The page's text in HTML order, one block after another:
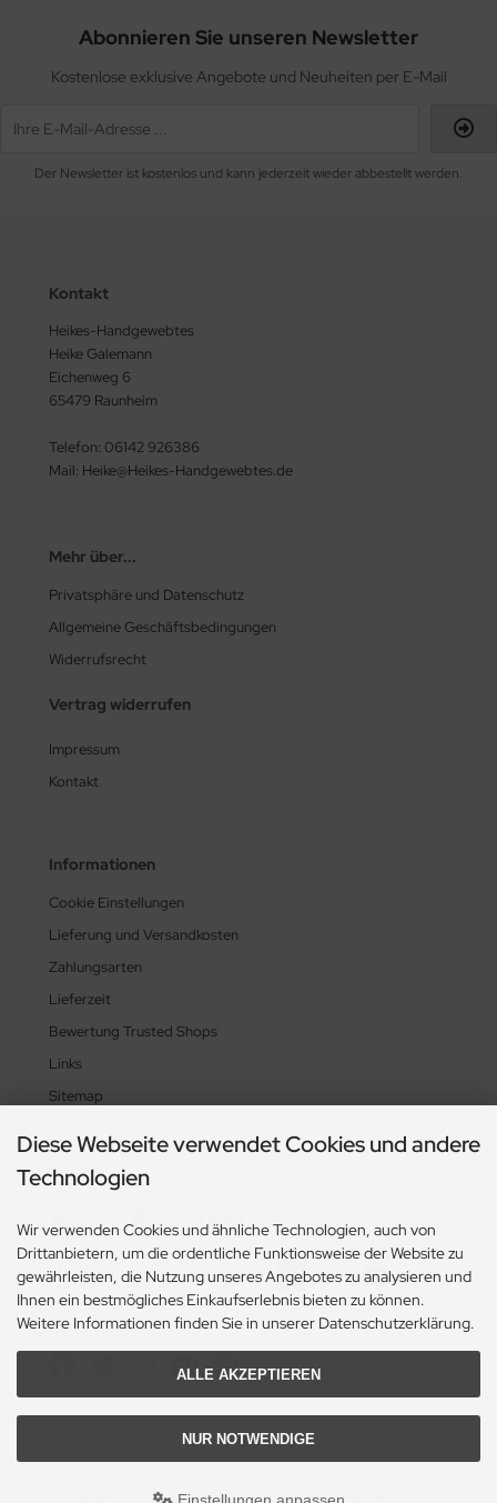
Abonnieren Sie unseren Newsletter
Kostenlose exklusive Angebote und Neuheiten per E-Mail
Der Newsletter ist kostenlos und kann jederzeit wieder abbestellt werden.
Kontakt
Heikes-Handgewebtes
Heike Galemann
Eichenweg 6
65479 Raunheim
Telefon: 06142 926386
Mail: Heike@Heikes-Handgewebtes.de
Mehr über...
Privatsphäre und Datenschutz
Allgemeine Geschäftsbedingungen
Widerrufsrecht
Vertrag widerrufen
Impressum
Kontakt
Informationen
Cookie Einstellungen
Lieferung und Versandkosten
Zahlungsarten
Lieferzeit
Bewertung Trusted Shops
Links
Sitemap
Zahlungsmethoden
Social Media
heikes-handgewebtes.de/shop/ - All rights reserved.
Diese Webseite verwendet Cookies und andere
Technologien
Wir verwenden Cookies und ähnliche Technologien, auch von
Drittanbietern, um die ordentliche Funktionsweise der Website zu
gewährleisten, die Nutzung unseres Angebotes zu analysieren und
Ihnen ein bestmögliches Einkaufserlebnis bieten zu können.
Weitere Informationen finden Sie in unserer Datenschutzerklärung.
ALLE AKZEPTIEREN
NUR NOTWENDIGE